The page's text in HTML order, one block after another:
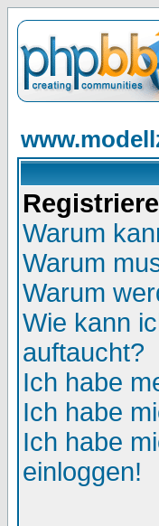
Warum
Warum
Warum
Wie kann
auftaucht?
Ich habe
Ich habe
Ich habe
einloggen!